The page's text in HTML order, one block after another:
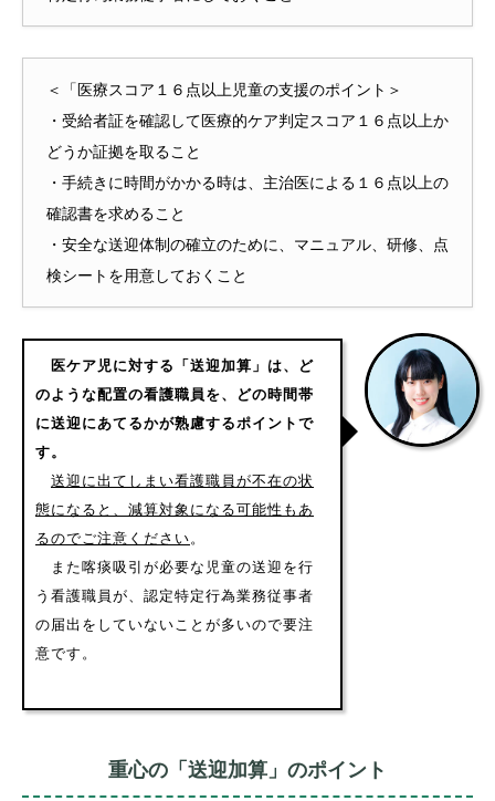
＜「医療スコア１６点以上児童の支援のポイント＞
・受給者証を確認して医療的ケア判定スコア１６点以上か
どうか証拠を取ること
・手続きに時間がかかる時は、主治医による１６点以上の
確認書を求めること
・安全な送迎体制の確立のために、マニュアル、研修、点
検シートを用意しておくこと
医ケア児に対する「送迎加算」は、ど
のような配置の看護職員を、どの時間帯
に送迎にあてるかが熟慮するポイントで
す。
送迎に出てしまい看護職員が不在の状
態になると、減算対象になる可能性もあ
るのでご注意ください。
また喀痰吸引が必要な児童の送迎を行
う看護職員が、認定特定行為業務従事者
の届出をしていないことが多いので要注
意です。
重心の「送迎加算」のポイント